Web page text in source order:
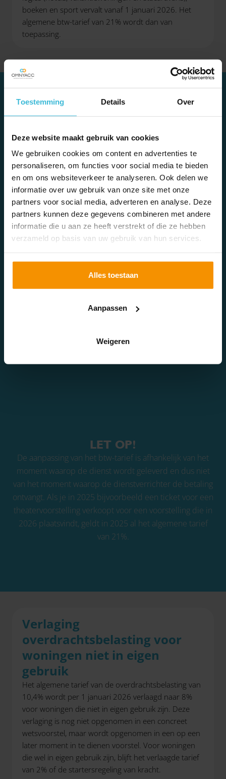
Toestemming Details Over
Deze website maakt gebruik van cookies
We gebruiken cookies om content en advertenties te
personaliseren, om functies voor social media te bieden
en om ons websiteverkeer te analyseren. Ook delen we
informatie over uw gebruik van onze site met onze
partners voor social media, adverteren en analyse. Deze
partners kunnen deze gegevens combineren met andere
informatie die u aan ze heeft verstrekt of die ze hebben
verzameld op basis van uw gebruik van hun services.
Alles toestaan
Aanpassen
Weigeren
boeken en sport vervalt vanaf 1 januari 2026. Het
algemene btw-tarief van 21% wordt dan van
toepassing.
LET OP!
vrijstelling van toepassing.
TIP!
Er zijn enkele uitzonderingen: bioscopen, circussen,
speel- en siertuinen en dierentuinen) blijven onder het
LET OP!
De aanpassing van het btw-tarief is afhankelijk van het
moment waarop de dienst wordt geleverd en dus niet
van het moment waarop de dienstverrichter de betaling
ontvangt. Als je in 2025 bijvoorbeeld een ticket voor een
theatervoorstelling verkoopt voor een voorstelling die in
2026 plaatsvindt, geldt in 2025 al het algemene tarief
van 21%.
Verlaging
overdrachtsbelasting voor
woningen niet in eigen
gebruik
Het algemene tarief van de overdrachtsbelasting van
10,4% wordt per 1 januari 2026 verlaagd naar 8%
voor woningen die niet in eigen gebruik zijn. Deze
verlaging is nog niet opgenomen in een concreet
wetsvoorstel, maar wordt opgenomen in een op een
later moment in te dienen voorstel. Voor woningen
die wel in eigen gebruik zijn, blijft het verlaagde tarief
van 2% of de startersregeling van kracht.